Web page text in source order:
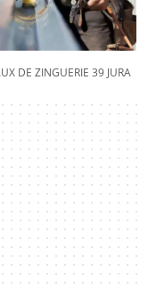
DE ZINGUERIE 39 JURA